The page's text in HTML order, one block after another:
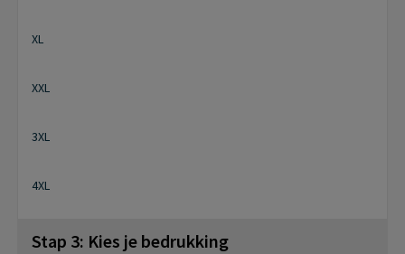
XL
XXL
3XL
4XL
Stap 3: Kies je bedrukking